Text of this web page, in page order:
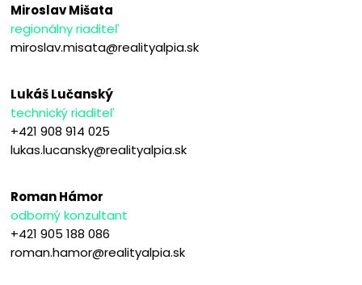
Miroslav Mišata
regionálny riaditeľ
miroslav.misata@realityalpia.sk
Lukáš Lučanský
technický riaditeľ
+421 908 914 025
lukas.lucansky@realityalpia.sk
Roman Hámor
odborný konzultant
+421 905 188 086
roman.hamor@realityalpia.sk